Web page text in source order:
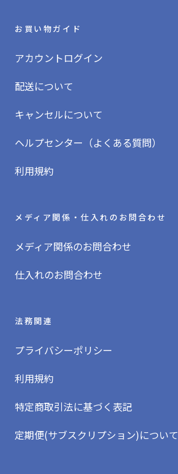
お買い物ガイド
アカウントログイン
配送について
キャンセルについて
ヘルプセンター（よくある質問）
利用規約
メディア関係・仕入れのお問合わせ
メディア関係のお問合わせ
仕入れのお問合わせ
法務関連
プライバシーポリシー
利用規約
特定商取引法に基づく表記
定期便(サブスクリプション)について